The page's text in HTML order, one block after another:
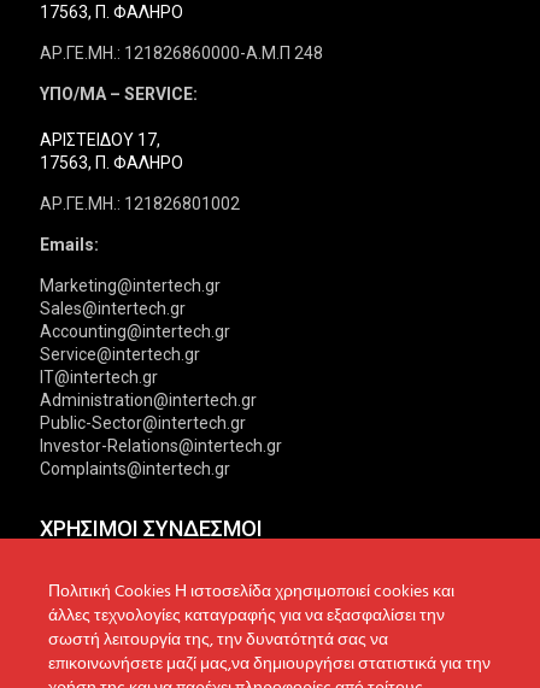
17563, Π. ΦΑΛΗΡΟ
ΑΡ.ΓΕ.ΜΗ.: 121826860000-Α.Μ.Π 248
ΥΠΟ/ΜΑ – SERVICE:
ΑΡΙΣΤΕΙΔΟΥ 17,
17563, Π. ΦΑΛΗΡΟ
ΑΡ.ΓΕ.ΜΗ.: 121826801002
Emails:
Marketing@intertech.gr
Sales@intertech.gr
Accounting@intertech.gr
Service@intertech.gr
IT@intertech.gr
Administration@intertech.gr
Public-Sector@intertech.gr
Investor-Relations@intertech.gr
Complaints@intertech.gr
ΧΡΗΣΙΜΟΙ ΣΥΝΔΕΣΜΟΙ
Αντιπροσωπείες
Δίκτυο συνεργατών
Τεχνική υποστήριξη
Πολιτική Απορρήτου
Πολιτική Cookies
Πολιτική Προστασίας
Πολιτική Cookies Η ιστοσελίδα χρησιμοποιεί cookies και
άλλες τεχνολογίες καταγραφής για να εξασφαλίσει την
σωστή λειτουργία της, την δυνατότητά σας να
επικοινωνήσετε μαζί μας,να δημιουργήσει στατιστικά για την